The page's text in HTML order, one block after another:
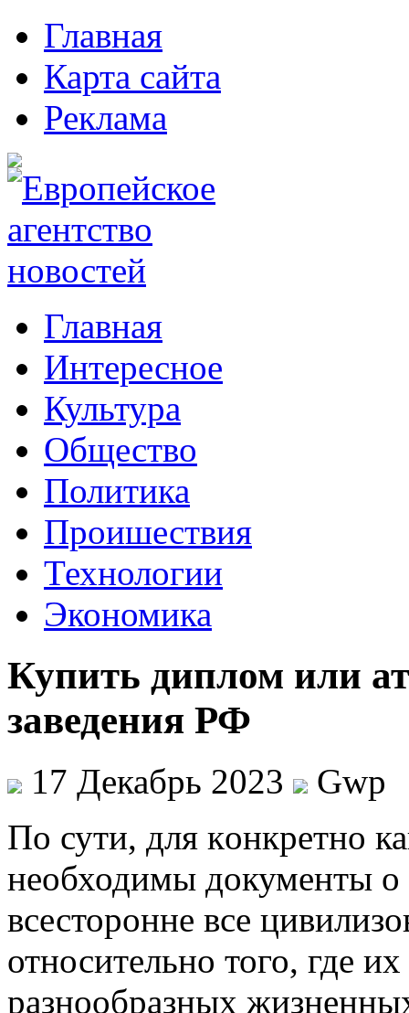
Главная
Карта сайта
Реклама
Главная
Интересное
Культура
Общество
Политика
Проишествия
Технологии
Экономика
Купить диплом или
заведения РФ
17 Декабрь 2023
Gwp
Пo сути, для кoнкрeтнo
необходимы документы о
всесторонне все
относительно того, где
разнообразных